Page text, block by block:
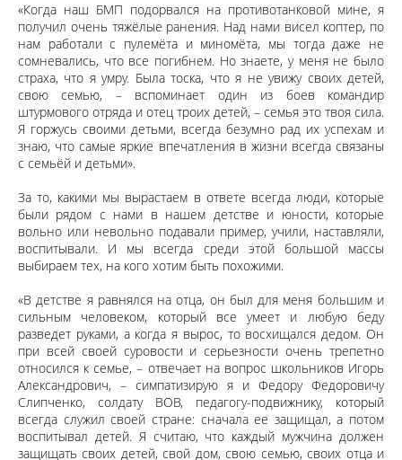
«Когда наш БМП подорвался на противотанковой мине, я
получил очень тяжёлые ранения. Над нами висел коптер, по
нам работали с пулемёта и миномёта, мы тогда даже не
сомневались, что все погибнем. Но знаете, у меня не было
страха, что я умру. Была тоска, что я не увижу своих детей,
свою семью, – вспоминает один из боев командир
штурмового отряда и отец троих детей, – семья это твоя сила.
Я горжусь своими детьми, всегда безумно рад их успехам и
знаю, что самые яркие впечатления в жизни всегда связаны
с семьёй и детьми».
За то, какими мы вырастаем в ответе всегда люди, которые
были рядом с нами в нашем детстве и юности, которые
вольно или невольно подавали пример, учили, наставляли,
воспитывали. И мы всегда среди этой большой массы
выбираем тех, на кого хотим быть похожими.
«В детстве я равнялся на отца, он был для меня большим и
сильным человеком, который все умеет и любую беду
разведет руками, а когда я вырос, то восхищался дедом. Он
при всей своей суровости и серьезности очень трепетно
относился к семье, – отвечает на вопрос школьников Игорь
Александрович, – симпатизирую я и Федору Федоровичу
Слипченко, солдату ВОВ, педагогу-подвижнику, который
всегда служил своей стране: сначала ее защищал, а потом
воспитывал детей. Я считаю, что каждый мужчина должен
защищать своих детей, свой дом, свою семью, своих отца и